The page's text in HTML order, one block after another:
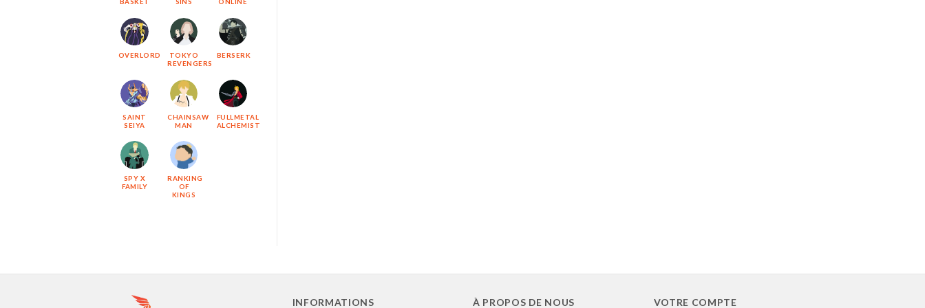
OVERLORD
TOKYO
REVENGERS
BERSERK
SAINT
SEIYA
CHAINSAW
MAN
FULLMETAL
ALCHEMIST
SPY X
FAMILY
RANKING
OF
KINGS
INFORMATIONS À PROPOS DE NOUS VOTRE COMPTE